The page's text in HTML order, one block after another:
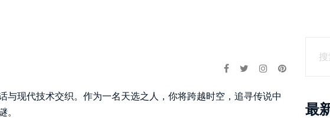
与现代技术交织。作为一名天选之人，你将跨越时空，追寻传说中
最